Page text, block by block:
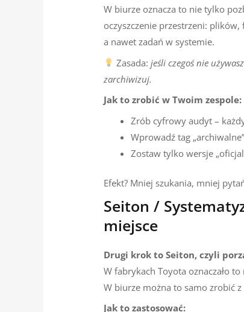
W biurze oznacza to nie tylko
oczyszczenie przestrzeni:
a nawet zadań w systemie.
Zasada:jeśli czegoś nie
zarchiwizuj.
Jak to zrobić w Twoim zespole:
Zrób cyfrowy audyt –
Wprowadź tag
Zostaw tylko wersje
Efekt? Mniej szukania, mniej
Seiton /
miejsce
Drugi krok to Seiton, czyli
W fabrykach Toyota oznaczało
W biurze można to samo zrobić
Jak to zastosować: